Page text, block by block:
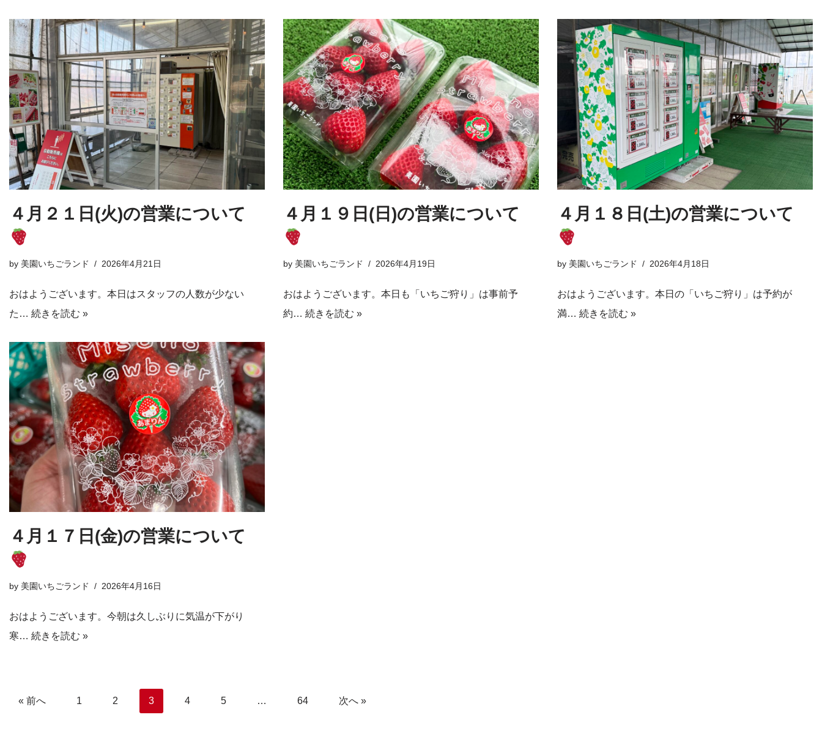
４月２１日(火)の営業について
by 美園いちごランド 2026年4月21日
おはようございます。本日はスタッフの人数が少ない
た… 続きを読む »
４月１９日(日)の営業について
by 美園いちごランド 2026年4月19日
おはようございます。本日も「いちご狩り」は事前予
約… 続きを読む »
４月１８日(土)の営業について
by 美園いちごランド 2026年4月18日
おはようございます。本日の「いちご狩り」は予約が
満… 続きを読む »
４月１７日(金)の営業について
by 美園いちごランド 2026年4月16日
おはようございます。今朝は久しぶりに気温が下がり
寒… 続きを読む »
« 前へ 1 2 3 4 5 … 64 次へ »